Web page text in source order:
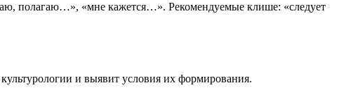
полагаю…», «мне кажется…». Рекомендуемые клише: «следует
и выявит условия их формирования.